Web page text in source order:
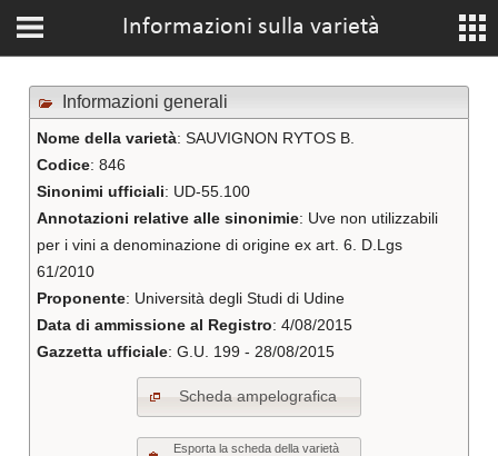
Informazioni sulla varietà
Informazioni generali
Nome della varietà: SAUVIGNON RYTOS B.
Codice: 846
Sinonimi ufficiali: UD-55.100
Annotazioni relative alle sinonimie: Uve non utilizzabili
per i vini a denominazione di origine ex art. 6. D.Lgs
61/2010
Proponente: Università degli Studi di Udine
Data di ammissione al Registro: 4/08/2015
Gazzetta ufficiale: G.U. 199 - 28/08/2015
Scheda ampelografica
Esporta la scheda della varietà